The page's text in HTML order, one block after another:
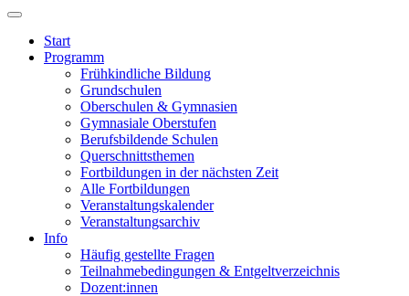
Start
Programm
Frühkindliche Bildung
Grundschulen
Oberschulen & Gymnasien
Gymnasiale Oberstufen
Berufsbildende Schulen
Querschnittsthemen
Fortbildungen in der nächsten Zeit
Alle Fortbildungen
Veranstaltungskalender
Veranstaltungsarchiv
Info
Häufig gestellte Fragen
Teilnahmebedingungen & Entgeltverzeichnis
Dozent:innen